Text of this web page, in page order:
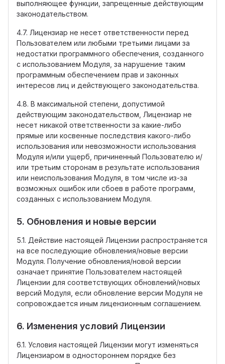
выполняющее функции, запрещенные действующим
законодательством.
4.7. Лицензиар не несет ответственности перед
Пользователем или любыми третьими лицами за
недостатки программного обеспечения, созданного
с использованием Модуля, за нарушение таким
программным обеспечением прав и законных
интересов лиц и действующего законодательства.
4.8. В максимальной степени, допустимой
действующим законодательством, Лицензиар не
несет никакой ответственности за какие-либо
прямые или косвенные последствия какого-либо
использования или невозможности использования
Модуля и/или ущерб, причиненный Пользователю и/
или третьим сторонам в результате использования
или неиспользования Модуля, в том числе из-за
возможных ошибок или сбоев в работе программ,
созданных с использованием Модуля.
5. Обновления и новые версии
5.1. Действие настоящей Лицензии распространяется
на все последующие обновления/новые версии
Модуля. Получение обновления/новой версии
означает принятие Пользователем настоящей
Лицензии для соответствующих обновлений/новых
версий Модуля, если обновление версии Модуля не
сопровождается иным лицензионным соглашением.
6. Изменения условий Лицензии
6.1. Условия настоящей Лицензии могут изменяться
Лицензиаром в одностороннем порядке без